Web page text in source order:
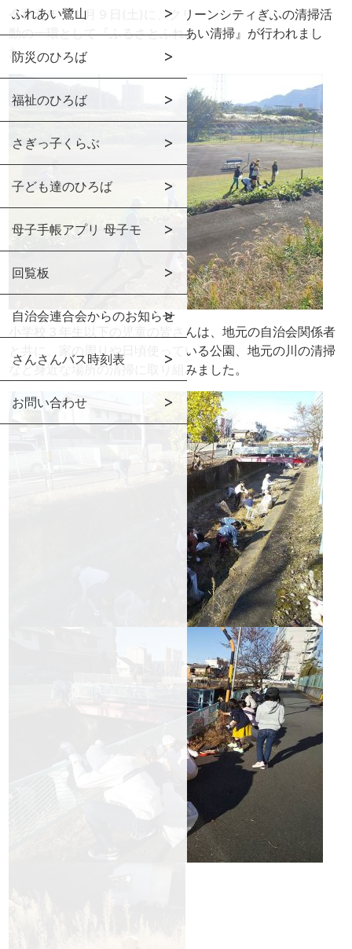
ふれあい鷺山
防災のひろば
福祉のひろば
さぎっ子くらぶ
子ども達のひろば
母子手帳アプリ 母子モ
回覧板
自治会連合会からのお知らせ
さんさんバス時刻表
お問い合わせ
令和元年１１月９日(土)に、クリーンシティぎふの清掃活
動の一環として『ふるさとふれあい清掃』が行われまし
た。
小学校３年生以下の児童の皆さんは、地元の自治会関係者
と共に、家の周りや日頃使っている公園、地元の川の清掃
など身近な場所の清掃に取り組みました。